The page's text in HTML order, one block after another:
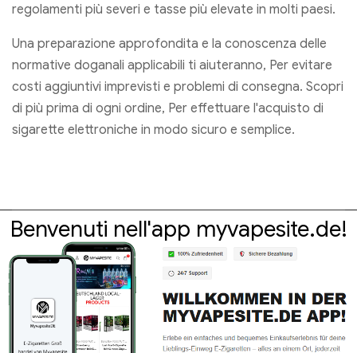
regolamenti più severi e tasse più elevate in molti paesi.
Una preparazione approfondita e la conoscenza delle
normative doganali applicabili ti aiuteranno, Per evitare
costi aggiuntivi imprevisti e problemi di consegna. Scopri
di più prima di ogni ordine, Per effettuare l'acquisto di
sigarette elettroniche in modo sicuro e semplice.
Benvenuti nell'app myvapesite.de!